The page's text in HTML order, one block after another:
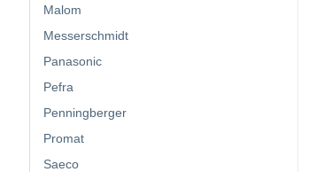
Malom
Messerschmidt
Panasonic
Pefra
Penningberger
Promat
Saeco